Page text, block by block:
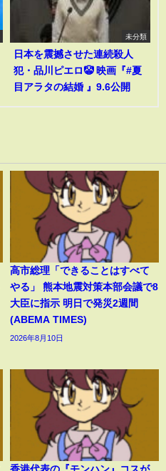
未分類
日本を震撼させた連続殺人
犯・品川ピエロ🤡 映画『#夏
目アラタの結婚 』9.6公開
高市総理「できることはすべて
やる」 熊本地震対策本部会議で8
大臣に指示 明日で発災2週間
(ABEMA TIMES)
2026年8月10日